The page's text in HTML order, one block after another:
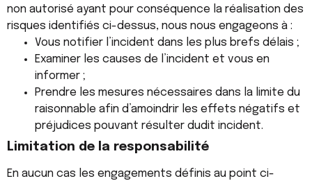
non autorisé ayant pour conséquence la réalisation des
risques identifiés ci-dessus, nous nous engageons à :
Vous notifier l’incident dans les plus brefs délais ;
Examiner les causes de l’incident et vous en
informer ;
Prendre les mesures nécessaires dans la limite du
raisonnable afin d’amoindrir les effets négatifs et
préjudices pouvant résulter dudit incident.
Limitation de la responsabilité
En aucun cas les engagements définis au point ci-